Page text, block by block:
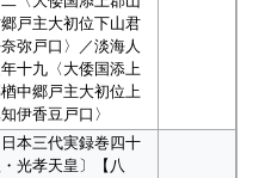
戸主大初位下山君
弥戸口〉／淡海人
十九〈大倭国添上
中郷戸主大初位上
伊香豆戸口〉
日本三代実録巻四十
光孝天皇〕【八